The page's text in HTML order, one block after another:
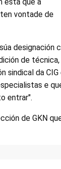
vontade de
designación
de técnica,
sindical da
e
entrar".
de GKN